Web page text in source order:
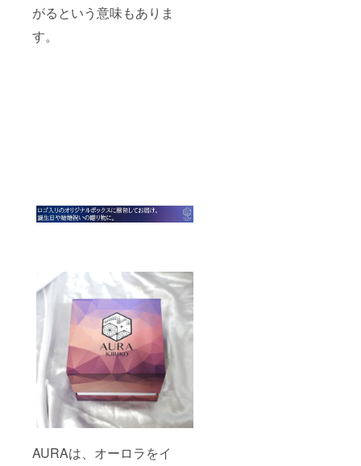
がるという意味もありま
す。
AURAは、オーロラをイ